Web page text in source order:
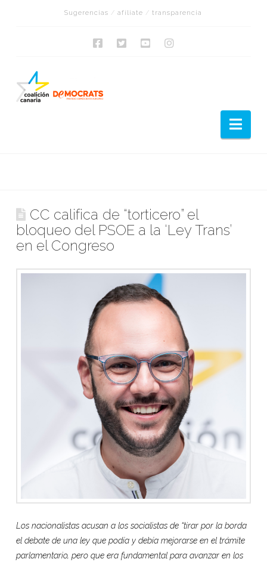
Sugerencias /afíliate /transparencia
CC califica de “torticero” el
bloqueo del PSOE a la ‘Ley Trans’
en el Congreso
Los nacionalistas acusan a los socialistas de “tirar por la borda
el debate de una ley que podía y debía mejorarse en el trámite
parlamentario, pero que era fundamental para avanzar en los